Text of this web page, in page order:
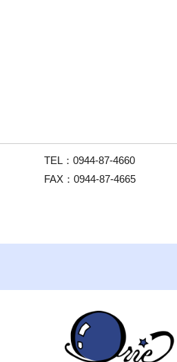
TEL：0944-87-4660
FAX：0944-87-4665